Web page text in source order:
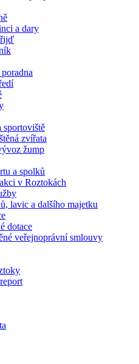
a dary
sportoviště
zvířata
žump
a spolků
v Roztokách
lavic a dalšího majetku
dotace
veřejnoprávní smlouvy